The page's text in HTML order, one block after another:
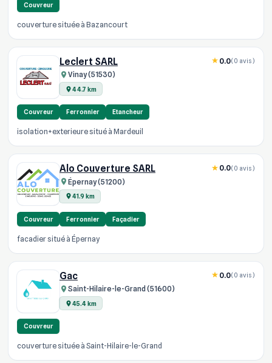
Couvreur
couverture située à Bazancourt
Leclert SARL
Vinay (51530)
44.7 km
0.0(0 avis)
Couvreur Ferronnier Etancheur
isolation+exterieure situé à Mardeuil
Alo Couverture SARL
Épernay (51200)
41.9 km
0.0(0 avis)
Couvreur Ferronnier Façadier
facadier situé à Épernay
Gac
Saint-Hilaire-le-Grand (51600)
45.4 km
0.0(0 avis)
Couvreur
couverture située à Saint-Hilaire-le-Grand